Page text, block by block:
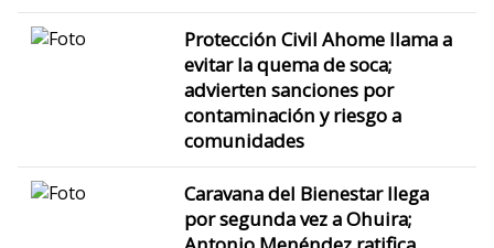
Protección Civil Ahome llama a
evitar la quema de soca;
advierten sanciones por
contaminación y riesgo a
comunidades
Caravana del Bienestar llega
por segunda vez a Ohuira;